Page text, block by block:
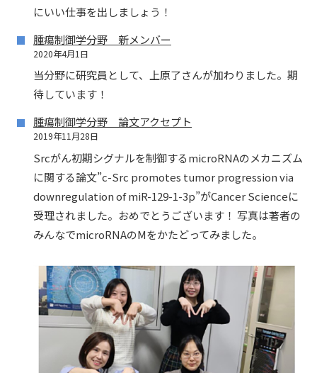
にいい仕事を出しましょう！
腫瘍制御学分野 新メンバー
2020年4月1日
当分野に研究員として、上原了さんが加わりました。期
待しています！
腫瘍制御学分野 論文アクセプト
2019年11月28日
Srcがん初期シグナルを制御するmicroRNAのメカニズム
に関する論文”c-Src promotes tumor progression via
downregulation of miR-129-1-3p”がCancer Scienceに
受理されました。おめでとうございます！ 写真は著者の
みんなでmicroRNAのMをかたどってみました。